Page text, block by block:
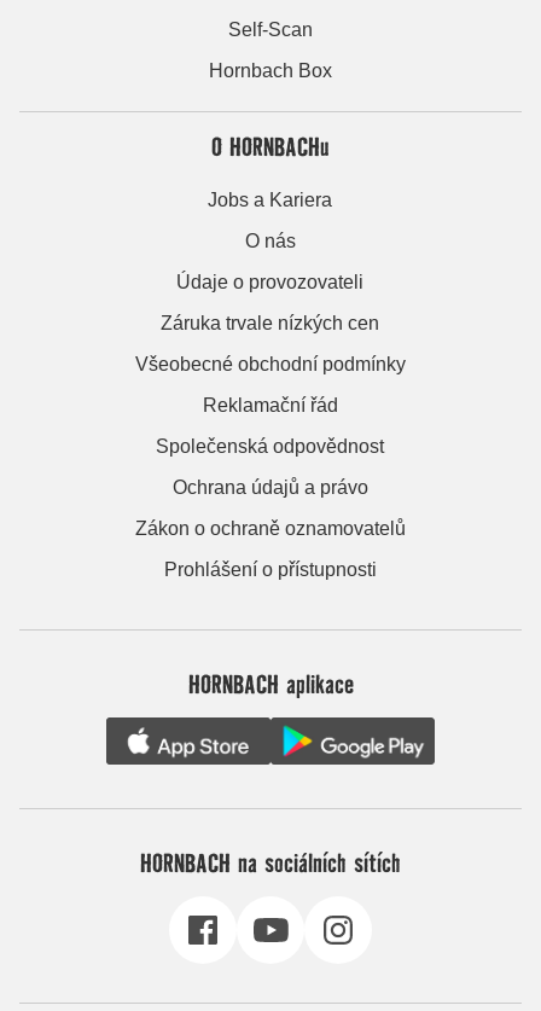
Self-Scan
Hornbach Box
O HORNBACHu
Jobs a Kariera
O nás
Údaje o provozovateli
Záruka trvale nízkých cen
Všeobecné obchodní podmínky
Reklamační řád
Společenská odpovědnost
Ochrana údajů a právo
Zákon o ochraně oznamovatelů
Prohlášení o přístupnosti
HORNBACH aplikace
HORNBACH na sociálních sítích